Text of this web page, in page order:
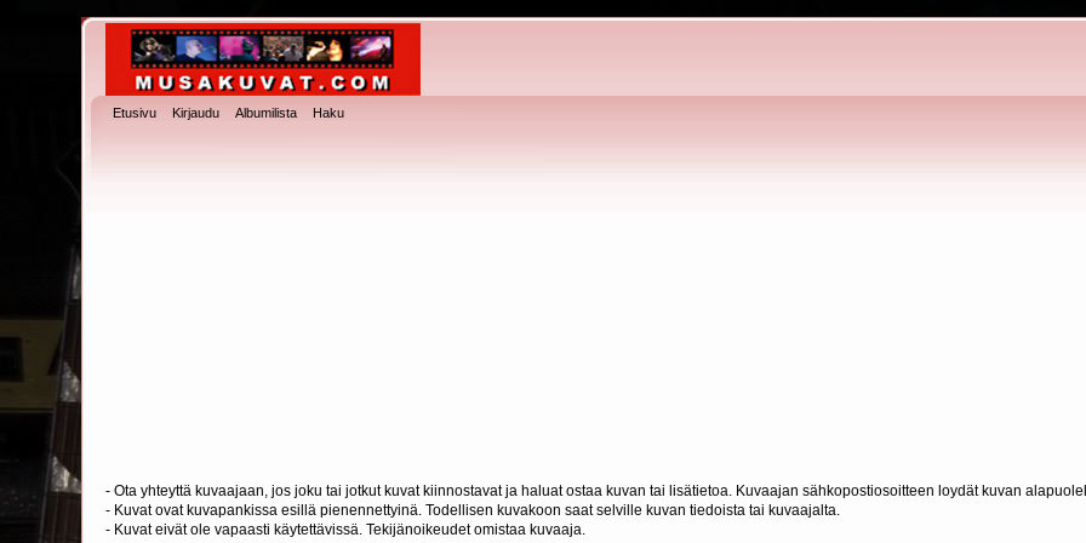
Etusivu Kirjaudu Albumilista Haku
- Ota yhteyttä kuvaajaan, jos joku tai jotkut kuvat kiinnostavat ja haluat ostaa kuvan tai lisätietoa. Kuvaajan sähkopostiosoitteen loydät kuvan
- Kuvat ovat kuvapankissa esillä pienennettyinä. Todellisen kuvakoon saat selville kuvan tiedoista tai kuvaajalta.
- Kuvat eivät ole vapaasti käytettävissä. Tekijänoikeudet omistaa kuvaaja.